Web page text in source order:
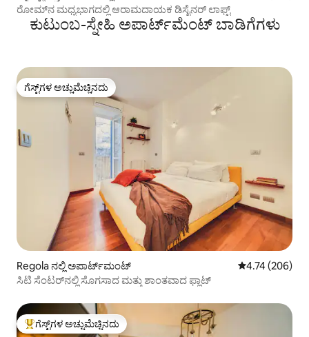
ರೋಮ್‌ನ ಮಧ್ಯಭಾಗದಲ್ಲಿ ಆರಾಮದಾಯಕ ಡಿಸೈನರ್ ಲಾಫ್ಟ್
ಕುಟುಂಬ-ಸ್ನೇಹಿ ಅಪಾರ್ಟ್‌ಮೆಂಟ್ ಬಾಡಿಗೆಗಳು
ಗೆಸ್ಟ್‌ಗಳ ಅಚ್ಚುಮೆಚ್ಚಿನದು
ಗೆಸ್ಟ್‌ಗಳ ಅಚ್ಚುಮೆಚ್ಚಿನದು
Regola ನಲ್ಲಿ ಅಪಾರ್ಟ್‌ಮಂಟ್ 5 ರಲ್ಲಿ 4.74
4.74 (206)
ಸಿಟಿ ಸೆಂಟರ್‌ನಲ್ಲಿ ಸೊಗಸಾದ ಮತ್ತು ಶಾಂತವಾದ ಫ್ಲಾಟ್
ಗೆಸ್ಟ್‌ಗಳಿಗೆ ಅತಿ ಹೆಚ್ಚು ಅಚ್ಚುಮೆಚ್ಚಿನದು
ಗೆಸ್ಟ್‌ಗಳ ಅಚ್ಚುಮೆಚ್ಚಿನದು